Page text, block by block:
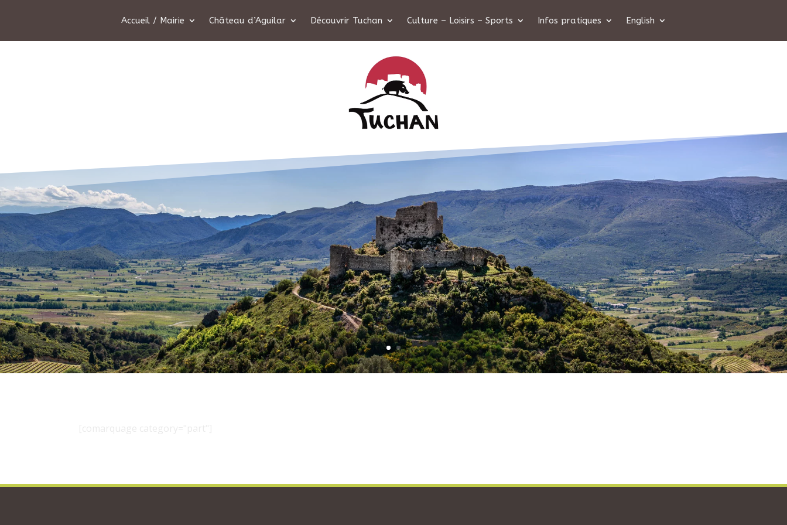
Accueil / Mairie Château d’Aguilar Découvrir Tuchan Culture – Loisirs – Sports Infos pratiques English